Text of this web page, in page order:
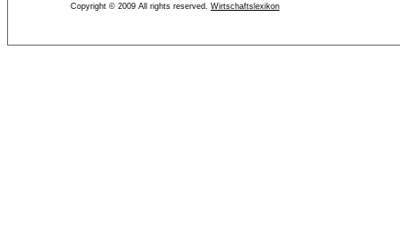
Copyright © 2009 All rights reserved. Wirtschaftslexikon